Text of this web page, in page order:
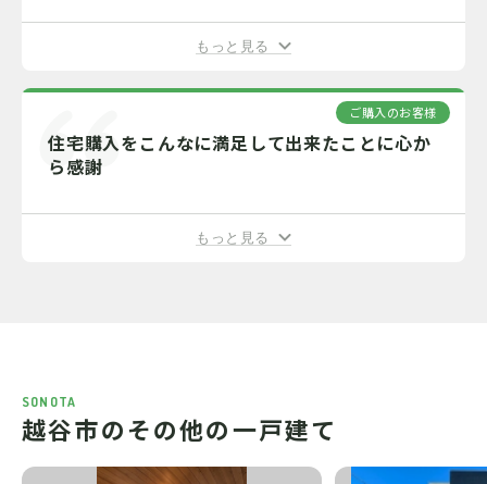
もっと見る
ご購入のお客様
住宅購入をこんなに満足して出来たことに心か
ら感謝
もっと見る
SONOTA
越谷市のその他の一戸建て